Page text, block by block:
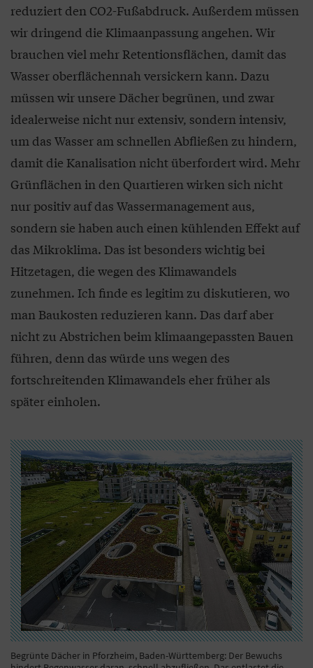
reduziert den CO2-Fußabdruck. Außerdem müssen
wir dringend die Klimaanpassung angehen. Wir
brauchen viel mehr Retentionsflächen, damit das
Wasser oberflächennah versickern kann. Dazu
müssen wir unsere Dächer begrünen, und zwar
idealerweise nicht nur extensiv, sondern intensiv,
um das Wasser am schnellen Abfließen zu hindern,
damit die Kanalisation nicht überfordert wird. Mehr
Grünflächen in den Quartieren wirken sich nicht
nur positiv auf das Wassermanagement aus,
sondern sie haben auch einen kühlenden Effekt auf
das Mikroklima. Das ist besonders wichtig bei
Hitzetagen, die wegen des Klimawandels
zunehmen. Ich finde es legitim zu diskutieren, wo
man Baukosten reduzieren kann. Das darf aber
nicht zu Abstrichen beim klimaangepassten Bauen
führen, denn das würde uns wegen des
fortschreitenden Klimawandels eher früher als
später einholen.
Begrünte Dächer in Pforzheim, Baden-Württemberg: Der Bewuchs